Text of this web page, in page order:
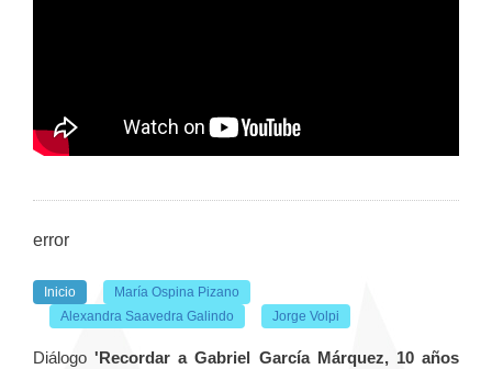
error
Inicio
María Ospina Pizano
Alexandra Saavedra Galindo
Jorge Volpi
Diálogo'Recordar a Gabriel García Márquez, 10 años